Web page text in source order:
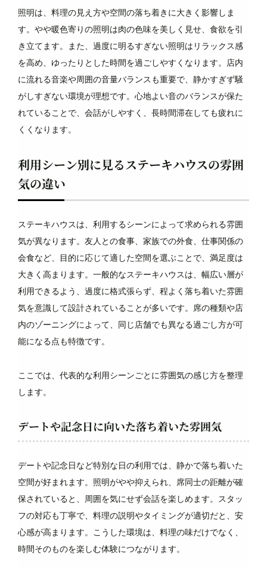
照明は、料理の見え方や空間の落ち着きに大きく影響しま
す。やや暖色寄りの照明は肉の色味を美しく見せ、食欲を引
き立てます。また、過度に明るすぎない照明はリラックス感
を高め、ゆったりとした時間を過ごしやすくなります。店内
に流れる音楽や周囲の音量バランスも重要で、静かすぎず騒
がしすぎない環境が理想です。心地よい音のバランスが保た
れていることで、会話がしやすく、長時間滞在しても疲れに
くくなります。
利用シーン別に見るステーキハウスの雰囲
気の違い
ステーキハウスは、利用するシーンによって求められる雰囲
気が異なります。友人との食事、家族での外食、仕事関係の
会食など、目的に応じて適した空間を選ぶことで、満足度は
大きく高まります。一般的なステーキハウスは、幅広い層が
利用できるよう、過度に格式張らず、程よく落ち着いた雰囲
気を意識して設計されていることが多いです。席の種類や店
内のゾーニングによって、同じ店舗でも異なる過ごし方が可
能になる点も特徴です。
ここでは、代表的な利用シーンごとに雰囲気の感じ方を整理
します。
デートや記念日に向いた落ち着いた雰囲気
デートや記念日など特別な日の利用では、静かで落ち着いた
空間が好まれます。照明がやや抑えられ、席同士の距離が確
保されていると、周囲を気にせず会話を楽しめます。スタッ
フの対応も丁寧で、料理の説明やタイミングが適切だと、安
心感が高まります。こうした環境は、料理の味だけでなく、
時間そのものを楽しむ体験につながります。